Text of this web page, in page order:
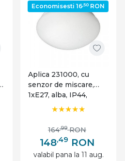
Economisesti 16,50 RON
Aplica 231000, cu
senzor de miscare,
1xE27, alba, IP44,
Mentavill
148,49 RON
164,99 RON
valabil pana la 11 aug.